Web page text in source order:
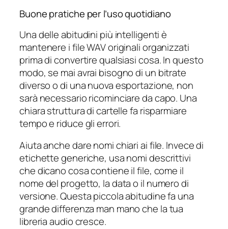
Buone pratiche per l’uso quotidiano
Una delle abitudini più intelligenti è
mantenere i file WAV originali organizzati
prima di convertire qualsiasi cosa. In questo
modo, se mai avrai bisogno di un bitrate
diverso o di una nuova esportazione, non
sarà necessario ricominciare da capo. Una
chiara struttura di cartelle fa risparmiare
tempo e riduce gli errori.
Aiuta anche dare nomi chiari ai file. Invece di
etichette generiche, usa nomi descrittivi
che dicano cosa contiene il file, come il
nome del progetto, la data o il numero di
versione. Questa piccola abitudine fa una
grande differenza man mano che la tua
libreria audio cresce.